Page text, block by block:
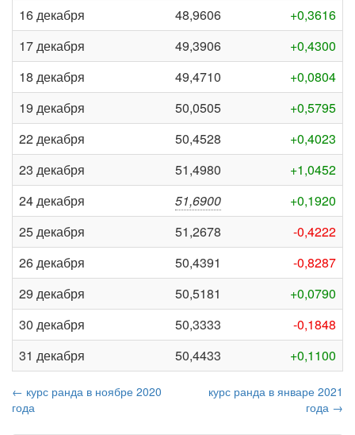
16 декабря
48,9606
+0,3616
17 декабря
49,3906
+0,4300
18 декабря
49,4710
+0,0804
19 декабря
50,0505
+0,5795
22 декабря
50,4528
+0,4023
23 декабря
51,4980
+1,0452
24 декабря
51,6900
+0,1920
25 декабря
51,2678
-0,4222
26 декабря
50,4391
-0,8287
29 декабря
50,5181
+0,0790
30 декабря
50,3333
-0,1848
31 декабря
50,4433 +0,1100
← курс ранда в ноябре 2020
года
курс ранда в январе 2021
года →